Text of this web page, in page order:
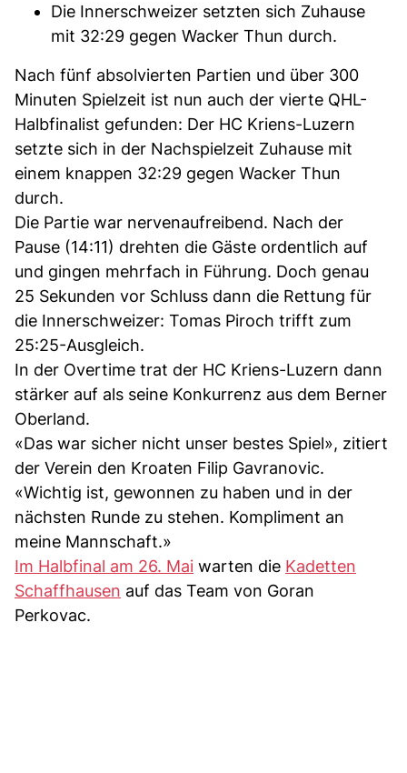
Die Innerschweizer setzten sich Zuhause
mit 32:29 gegen Wacker Thun durch.
Nach fünf absolvierten Partien und über 300
Minuten Spielzeit ist nun auch der vierte QHL-
Halbfinalist gefunden: Der HC Kriens-Luzern
setzte sich in der Nachspielzeit Zuhause mit
einem knappen 32:29 gegen Wacker Thun
durch.
Die Partie war nervenaufreibend. Nach der
Pause (14:11) drehten die Gäste ordentlich auf
und gingen mehrfach in Führung. Doch genau
25 Sekunden vor Schluss dann die Rettung für
die Innerschweizer: Tomas Piroch trifft zum
25:25-Ausgleich.
In der Overtime trat der HC Kriens-Luzern dann
stärker auf als seine Konkurrenz aus dem Berner
Oberland.
«Das war sicher nicht unser bestes Spiel», zitiert
der Verein den Kroaten Filip Gavranovic.
«Wichtig ist, gewonnen zu haben und in der
nächsten Runde zu stehen. Kompliment an
meine Mannschaft.»
Im Halbfinal am 26. Mai warten die Kadetten
Schaffhausen auf das Team von Goran
Perkovac.